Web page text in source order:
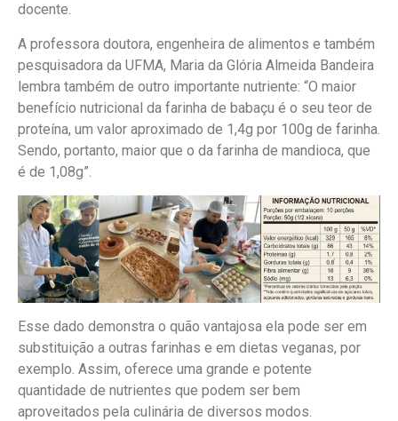
docente.
A professora doutora, engenheira de alimentos e também
pesquisadora da UFMA, Maria da Glória Almeida Bandeira
lembra também de outro importante nutriente: “O maior
benefício nutricional da farinha de babaçu é o seu teor de
proteína, um valor aproximado de 1,4g por 100g de farinha.
Sendo, portanto, maior que o da farinha de mandioca, que
é de 1,08g”.
Esse dado demonstra o quão vantajosa ela pode ser em
substituição a outras farinhas e em dietas veganas, por
exemplo. Assim, oferece uma grande e potente
quantidade de nutrientes que podem ser bem
aproveitados pela culinária de diversos modos.